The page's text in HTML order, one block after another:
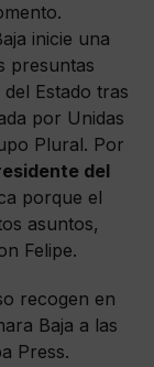
inicie una
presuntas
Estado tras
por Unidas
Plural. Por
del
porque el
asuntos,
Felipe.
recogen en
Baja a las
Press.